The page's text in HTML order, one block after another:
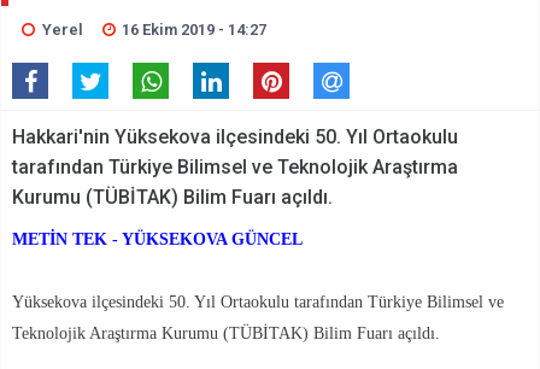
Yerel 16 Ekim 2019 - 14:27
Hakkari'nin Yüksekova ilçesindeki 50. Yıl Ortaokulu
tarafından Türkiye Bilimsel ve Teknolojik Araştırma
Kurumu (TÜBİTAK) Bilim Fuarı açıldı.
METİN TEK - YÜKSEKOVA GÜNCEL
Yüksekova ilçesindeki 50. Yıl Ortaokulu tarafından Türkiye Bilimsel ve
Teknolojik Araştırma Kurumu (TÜBİTAK) Bilim Fuarı açıldı.